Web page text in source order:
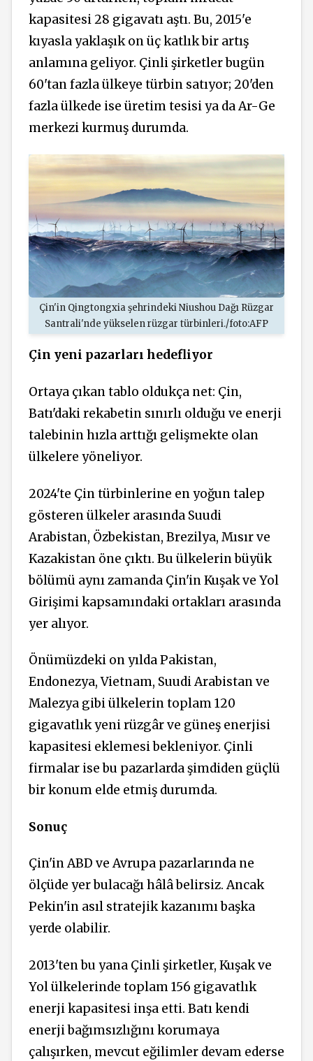
kapasitesi 28 gigavatı aştı. Bu, 2015'e
kıyasla yaklaşık on üç katlık bir artış
anlamına geliyor. Çinli şirketler bugün
60'tan fazla ülkeye türbin satıyor; 20'den
fazla ülkede ise üretim tesisi ya da Ar-Ge
merkezi kurmuş durumda.
Çin'in Qingtongxia şehrindeki Niushou Dağı Rüzgar
Santrali'nde yükselen rüzgar türbinleri./foto:AFP
Çin yeni pazarları hedefliyor
Ortaya çıkan tablo oldukça net: Çin,
Batı'daki rekabetin sınırlı olduğu ve enerji
talebinin hızla arttığı gelişmekte olan
ülkelere yöneliyor.
2024'te Çin türbinlerine en yoğun talep
gösteren ülkeler arasında Suudi
Arabistan, Özbekistan, Brezilya, Mısır ve
Kazakistan öne çıktı. Bu ülkelerin büyük
bölümü aynı zamanda Çin'in Kuşak ve Yol
Girişimi kapsamındaki ortakları arasında
yer alıyor.
Önümüzdeki on yılda Pakistan,
Endonezya, Vietnam, Suudi Arabistan ve
Malezya gibi ülkelerin toplam 120
gigavatlık yeni rüzgâr ve güneş enerjisi
kapasitesi eklemesi bekleniyor. Çinli
firmalar ise bu pazarlarda şimdiden güçlü
bir konum elde etmiş durumda.
Sonuç
Çin'in ABD ve Avrupa pazarlarında ne
ölçüde yer bulacağı hâlâ belirsiz. Ancak
Pekin'in asıl stratejik kazanımı başka
yerde olabilir.
2013'ten bu yana Çinli şirketler, Kuşak ve
Yol ülkelerinde toplam 156 gigavatlık
enerji kapasitesi inşa etti. Batı kendi
enerji bağımsızlığını korumaya
çalışırken, mevcut eğilimler devam ederse